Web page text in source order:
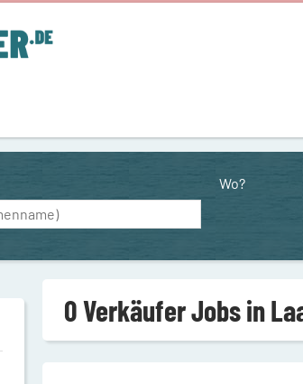
Wo?
0 Verkäufer Jobs in